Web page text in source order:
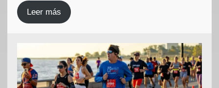
Leer más